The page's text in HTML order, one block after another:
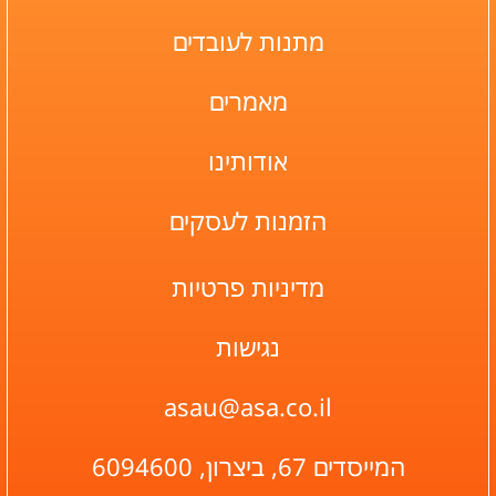
מהפנטמיוחד ריחני
מהפנטמיוחד ריחני
מהפנטמיוחד ריחני
מהפנטמיוחד ריחני
מהפנטמיוחד ריחני
מהפנטמיוחד ריחני
מיוחד ריחני
מהפנטמיוחד ריחני
מהפנטמיוחד ריחני מהפנט
מתנות לעובדים
מאמרים
אודותינו
הזמנות לעסקים
מדיניות פרטיות
נגישות
asau@asa.co.il
המייסדים 67, ביצרון, 6094600